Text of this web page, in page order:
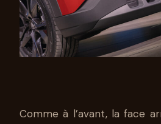
Comme à l’avant, la face